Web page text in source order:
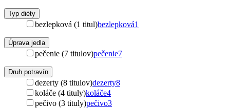
Typ diéty
bezlepková (1 titul)bezlepková1
Úprava jedla
pečenie (7 titulov)pečenie7
Druh potravín
dezerty (8 titulov)dezerty8
koláče (4 tituly)koláče4
pečivo (3 tituly)pečivo3